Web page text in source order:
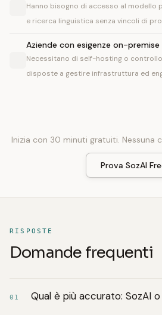
Hanno bisogno di accesso al modello
e ricerca linguistica senza vincoli di
Aziende con esigenze on-premise
Necessitano di self-hosting o
disposte a gestire infrastruttura ed
Inizia con 30 minuti gratuiti. Nessuna
Prova SozAI
RISPOSTE
Domande frequenti
01 Qual è più accurato: SozAI